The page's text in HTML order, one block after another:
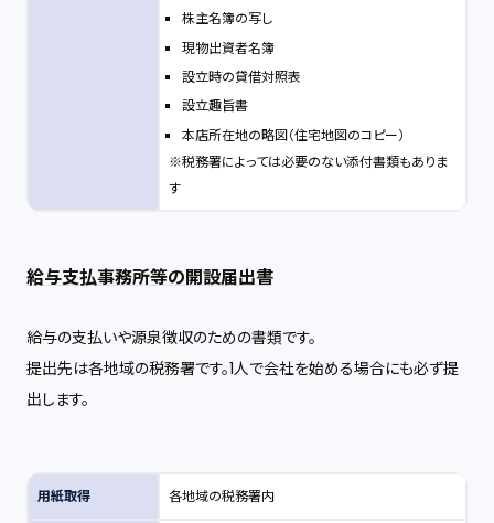
株主名簿の写し
現物出資者名簿
設立時の貸借対照表
設立趣旨書
本店所在地の略図（住宅地図のコピー）
※税務署によっては必要のない添付書類もありま
す
給与支払事務所等の開設届出書
給与の支払いや源泉徴収のための書類です。
提出先は各地域の税務署です。1人で会社を始める場合にも必ず提
出します。
用紙取得 各地域の税務署内